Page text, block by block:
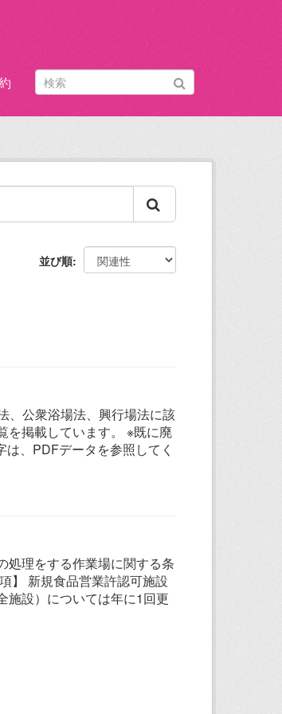
並び順
、公衆浴場法、興行場法に該
を掲載しています。 ※既に廃
、PDFデータを参照してく
処理をする作業場に関する条
】 新規食品営業許認可施設
施設）については年に1回更